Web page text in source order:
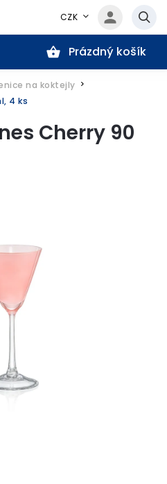
CZK
Prázdný košík
na koktejly /
4 ks
Cherry 90